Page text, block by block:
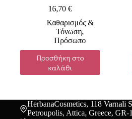
16,70€
Καθαρισμός &
Τόνωση,
Πρόσωπο
Προσθήκη στο
καλάθι
HerbanaCosmetics, 118 Varnali
Petroupolis, Attica, Greece, GR-